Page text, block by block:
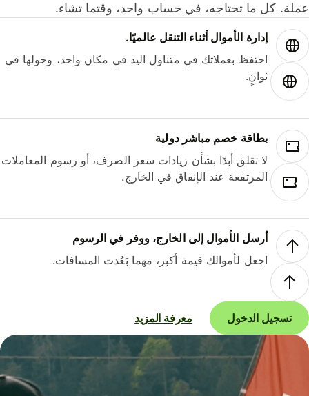
كل ما تحتاجه، في حساب واحد، وقتما تشاء.
إدارة الأموال أثناء التنقل عالميًا.
احتفظ بعملاتك في متناول اليد في مكان واحد، وحولها في
ثوانٍ.
بطاقة خصم مباشر دولية
لا تقلق أبدًا بشأن زيادات سعر الصرف، أو رسوم المعاملات
المرتفعة عند الإنفاق في الخارج.
أرسل الأموال إلى الخارج، ووفر في الرسوم
اجعل لأموالك قيمة أكبر، مهما بَعُدت المسافات.
تسجيل الدخول معرفة المزيد